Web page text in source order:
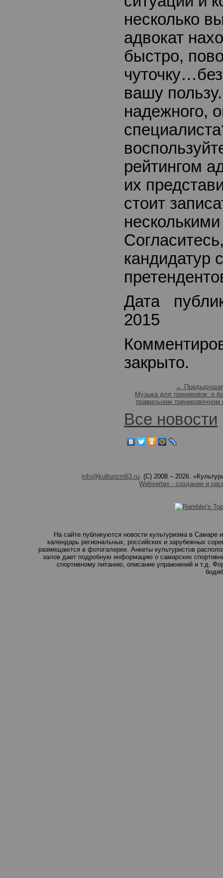
несколько
адвокат
быстро,
вашу
надежного,
рейтингом
их
стоит
кандидатур
Дата
2015
закрыто.
← Предыдущая
Музыка для тренировок: о
правильном тренировочном
Все новости
info@kulturizm63.ru. (C) 2008 – 2026.
Webvertex - создание и
На сайте публикуются новости культуризма в
календарь региональных, российских и зарубежных
размещаются в фотогалерее. Анкеты культуристов
залов дает подробную информацию о самарских
спортивному питанию, описание упражнений и т.д.